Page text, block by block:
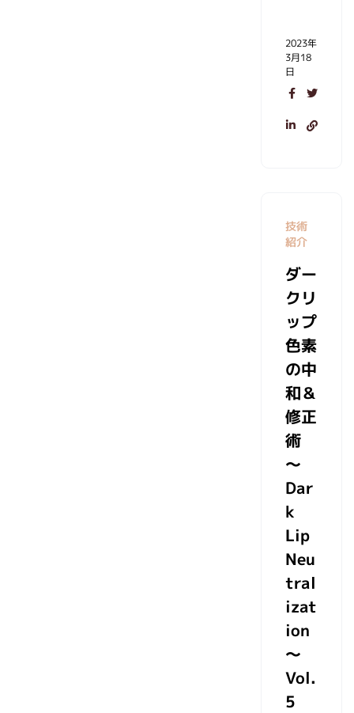
2023年
3月18
日
技術
紹介
ダー
クリ
ップ
色素
の中
和＆
修正
術
～
Dar
k
Lip
Neu
tral
izat
ion
～
Vol.
5